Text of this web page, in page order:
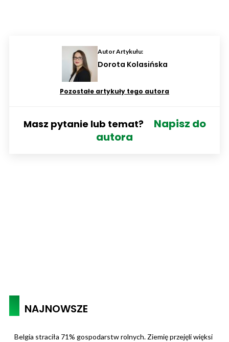
Autor Artykułu:
Dorota Kolasińska
Pozostałe artykuły tego autora
Masz pytanie lub temat?
Napisz do
autora
NAJNOWSZE
Belgia straciła 71% gospodarstw rolnych. Ziemię przejęli więksi